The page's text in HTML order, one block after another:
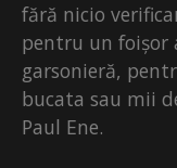
fără nicio
pentru un foișor
garsonieră,
bucata sau mii
Paul Ene.